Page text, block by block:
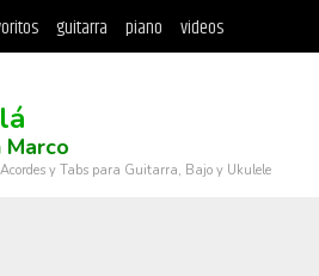
guitarra piano videos
Marco
y Tabs para Guitarra, Bajo y Ukulele